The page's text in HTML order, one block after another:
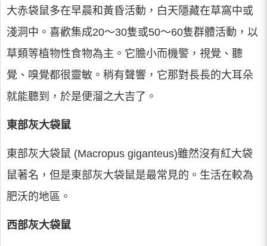
大赤袋鼠多在早晨和黃昏活動，白天隱藏在草窩中或
淺洞中。喜歡集成20～30隻或50～60隻群體活動，以
草類等植物性食物為主。它膽小而機警，視覺、聽
覺、嗅覺都很靈敏。稍有聲響，它那對長長的大耳朵
就能聽到，於是便溜之大吉了。
東部灰大袋鼠
東部灰大袋鼠 (Macropus giganteus)雖然沒有紅大袋
鼠著名，但是東部灰大袋鼠是最常見的。生活在較為
肥沃的地區。
西部灰大袋鼠